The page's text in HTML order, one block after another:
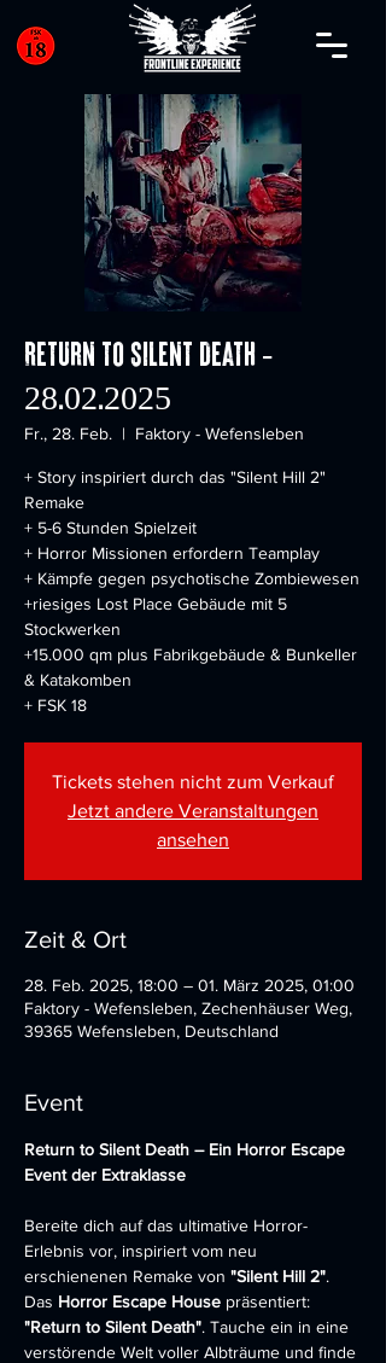
Return to Silent Death -
28.02.2025
Fr., 28. Feb.
  |
Faktory - Wefensleben
+ Story inspiriert durch das "Silent Hill 2"
Remake
+ 5-6 Stunden Spielzeit
+ Horror Missionen erfordern Teamplay
+ Kämpfe gegen psychotische Zombiewesen
+riesiges Lost Place Gebäude mit 5
Stockwerken
+15.000 qm plus Fabrikgebäude & Bunkeller
& Katakomben
+ FSK 18
Tickets stehen nicht zum Verkauf
Jetzt andere Veranstaltungen
ansehen
Zeit & Ort
28. Feb. 2025, 18:00 – 01. März 2025, 01:00
Faktory - Wefensleben, Zechenhäuser Weg,
39365 Wefensleben, Deutschland
Event
Return to Silent Death – Ein Horror Escape
Event der Extraklasse
Bereite dich auf das ultimative Horror-
Erlebnis vor, inspiriert vom neu
erschienenen Remake von "Silent Hill 2".
Das Horror Escape House präsentiert:
"Return to Silent Death". Tauche ein in eine
verstörende Welt voller Albträume und finde